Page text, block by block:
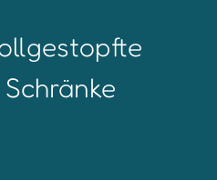
Schränke
Regale und Schubladen‭:
dich in den Wahnsinn‭,
kommst einfach nicht mehr‭
‬In diesem Durcheinander